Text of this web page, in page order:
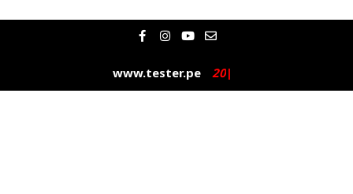
F
a
e
b
o
I
n
t
a
g
Y
o
t
u
b
E
n
e
l
o
www.tester.pe 025